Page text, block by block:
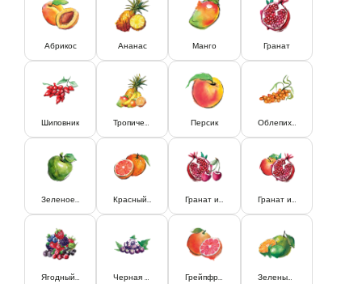
Абрикос Ананас Манго Гранат
Шиповник Тропический Персик Облепиха
Зеленое Яблоко Красный Апельсин Гранат и Вишня Гранат и Яблоко
Ягодный Микс Черная Смородина Грейпфрут Зеленый Апельсин и Лайм